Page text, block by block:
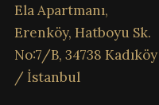
Ela Apartmanı,
Erenköy, Hatboyu Sk.
No:7/B, 34738 Kadıköy
/ İstanbul